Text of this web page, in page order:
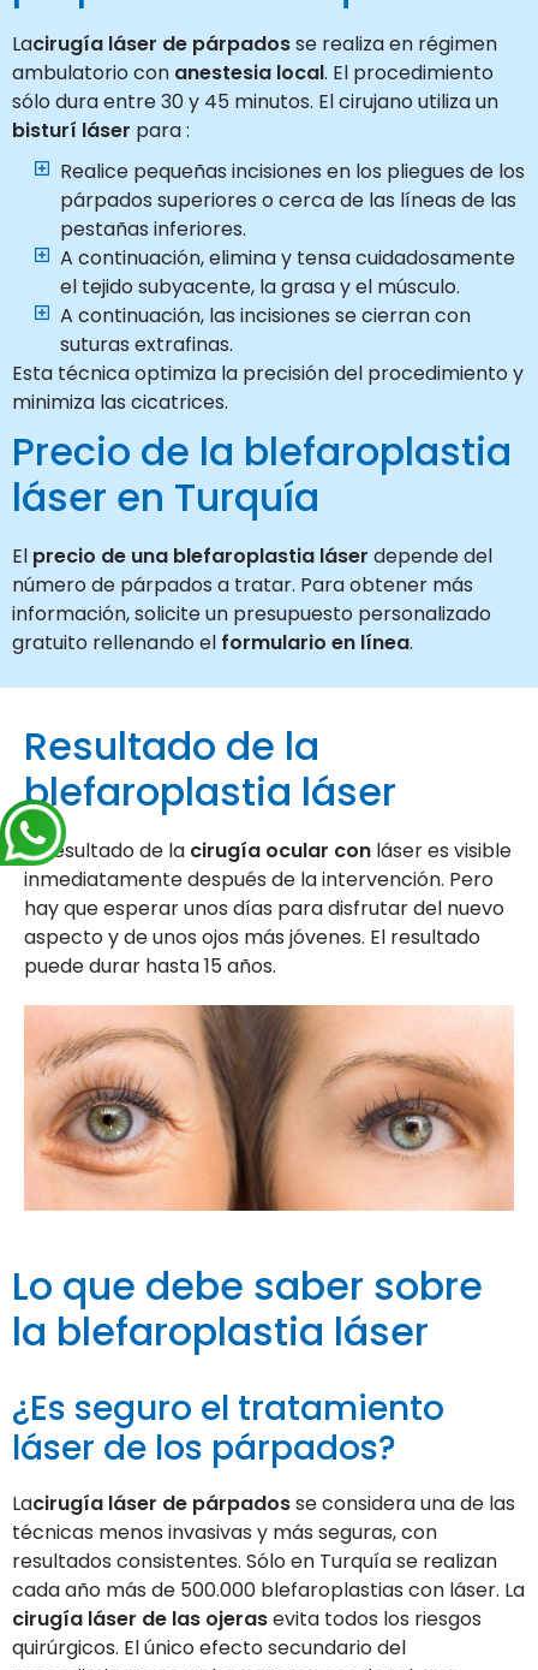
Lacirugía láser de párpadosse realiza en régimen
ambulatorio con anestesia local. El procedimiento
sólo dura entre 30 y 45 minutos. El cirujano utiliza un
bisturí láser para :
Realice pequeñas incisiones en los pliegues de los
párpados superiores o cerca de las líneas de las
pestañas inferiores.
A continuación, elimina y tensa cuidadosamente
el tejido subyacente, la grasa y el músculo.
A continuación, las incisiones se cierran con
suturas extrafinas.
Esta técnica optimiza la precisión del procedimiento y
minimiza las cicatrices.
Precio de la blefaroplastia
láser en Turquía
El precio de una blefaroplastia láser depende del
número de párpados a tratar. Para obtener más
información, solicite un presupuesto personalizado
gratuito rellenando el formulario en línea.
Resultado de la
blefaroplastia láser
El resultado de la cirugía ocular con láser es visible
inmediatamente después de la intervención. Pero
hay que esperar unos días para disfrutar del nuevo
aspecto y de unos ojos más jóvenes. El resultado
puede durar hasta 15 años.
Lo que debe saber sobre
la blefaroplastia láser
¿Es seguro el tratamiento
láser de los párpados?
Lacirugía láser de párpadosse considera una de las
técnicas menos invasivas y más seguras, con
resultados consistentes. Sólo en Turquía se realizan
cada año más de 500.000 blefaroplastias con láser. La
cirugía láser de las ojerasevita todos los riesgos
quirúrgicos. El único efecto secundario del